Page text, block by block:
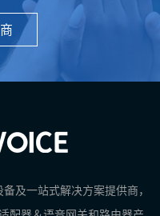
及一站式解决方案提供商，